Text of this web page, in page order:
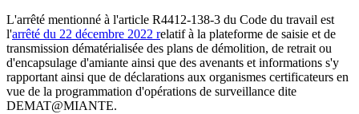
L'arrêté mentionné à l'article R4412-138-3 du Code du travail est
l'arrêté du 22 décembre 2022 relatif à la plateforme de saisie et de
transmission dématérialisée des plans de démolition, de retrait ou
d'encapsulage d'amiante ainsi que des avenants et informations s'y
rapportant ainsi que de déclarations aux organismes certificateurs en
vue de la programmation d'opérations de surveillance dite
DEMAT@MIANTE.